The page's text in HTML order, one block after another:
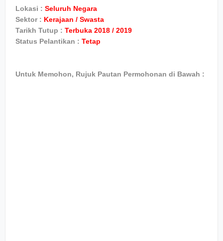
Lokasi : Seluruh Negara
Sektor : Kerajaan / Swasta
Tarikh Tutup : Terbuka 2018 / 2019
Status Pelantikan : Tetap
Untuk Memohon, Rujuk Pautan Permohonan di Bawah :